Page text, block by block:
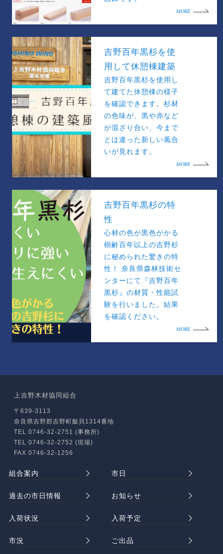
MORE
吉野百年黒杉を使
用して休憩棟建築
吉野百年黒杉を使用し
て建てた休憩棟の様子
を確認できます。杉材
の色味が、黒や赤など
が混ざり合い、今まで
とは違った新しい風合
いが見れます。
MORE
吉野百年黒杉の特
性
心材の色が黒色がかる
樹齢百年以上の吉野杉
に秘められた驚きの特
性！ 奈良県森林技術セ
ンターにて『吉野百年
黒杉』の材質・性能試
験を行いました。結果
を確認ください。
MORE
上吉野木材協同組合
〒639-3113
奈良県吉野郡吉野町飯貝1314番地
TEL 0746-32-2751 (事務所)
TEL 0746-32-2752 (現場)
FAX 0746-32-1256
組合案内 市日
過去の市日情報 お知らせ
入荷状況 入荷予定
市況 ご出品